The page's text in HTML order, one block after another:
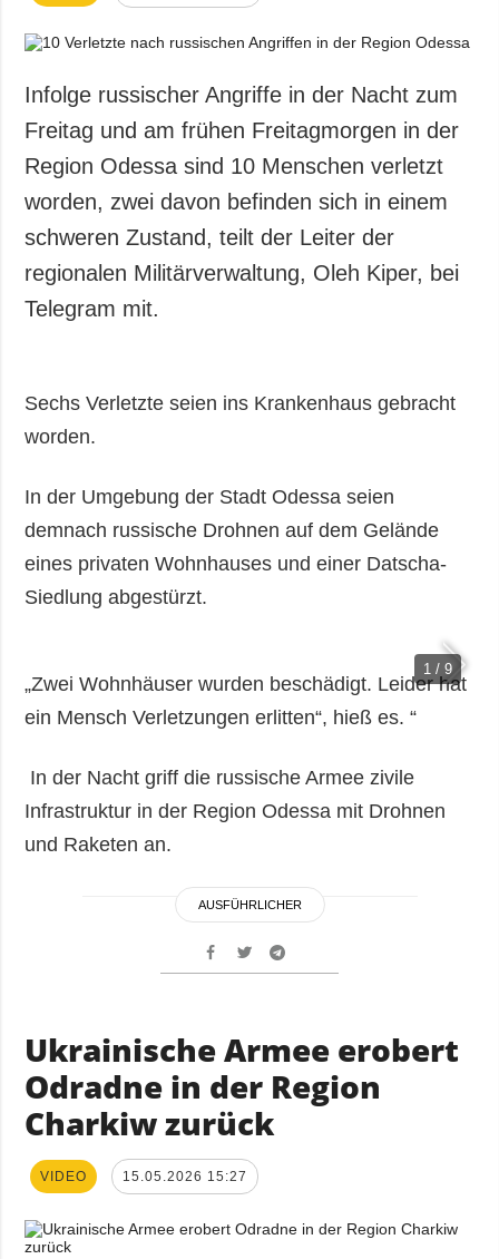
Infolge russischer Angriffe in der Nacht zum
Freitag und am frühen Freitagmorgen in der
Region Odessa sind 10 Menschen verletzt
worden, zwei davon befinden sich in einem
schweren Zustand, teilt der Leiter der
regionalen Militärverwaltung, Oleh Kiper, bei
Telegram mit.
Sechs Verletzte seien ins Krankenhaus gebracht
worden.
In der Umgebung der Stadt Odessa seien
demnach russische Drohnen auf dem Gelände
eines privaten Wohnhauses und einer Datscha-
Siedlung abgestürzt.
1 / 9
„Zwei Wohnhäuser wurden beschädigt. Leider hat
ein Mensch Verletzungen erlitten“, hieß es. “
In der Nacht griff die russische Armee zivile
Infrastruktur in der Region Odessa mit Drohnen
und Raketen an.
AUSFÜHRLICHER
Ukrainische Armee erobert
Odradne in der Region
Charkiw zurück
VIDEO 15.05.2026 15:27